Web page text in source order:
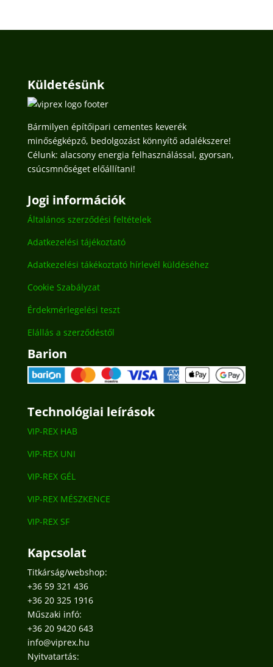
Küldetésünk
Bármilyen építőipari cementes keverék
minőségképző, bedolgozást könnyítő adalékszere!
Célunk: alacsony energia felhasználással, gyorsan,
csúcsmnőséget előállítani!
Jogi információk
Általános szerződési feltételek
Adatkezelési tájékoztató
Adatkezelési tákékoztató hírlevél küldéséhez
Cookie Szabályzat
Érdekmérlegelési teszt
Elállás a szerződéstől
Barion
Technológiai leírások
VIP-REX HAB
VIP-REX UNI
VIP-REX GÉL
VIP-REX MÉSZKENCE
VIP-REX SF
Kapcsolat
Titkárság/webshop:
+36 59 321 436
+36 20 325 1916
Műszaki infó:
+36 20 9420 643
info@viprex.hu
Nyitvatartás: